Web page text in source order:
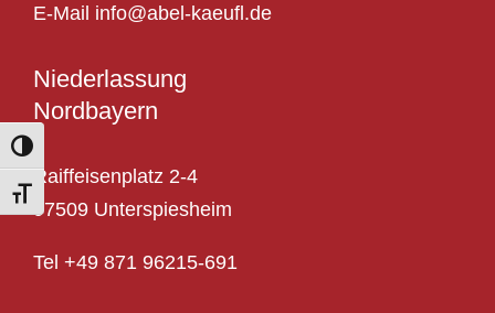
Toggle High Contrast
Toggle Font size
E-Mail info@abel-kaeufl.de
Niederlassung
Nordbayern
Raiffeisenplatz 2-4
97509 Unterspiesheim
Tel +49 871 96215-691